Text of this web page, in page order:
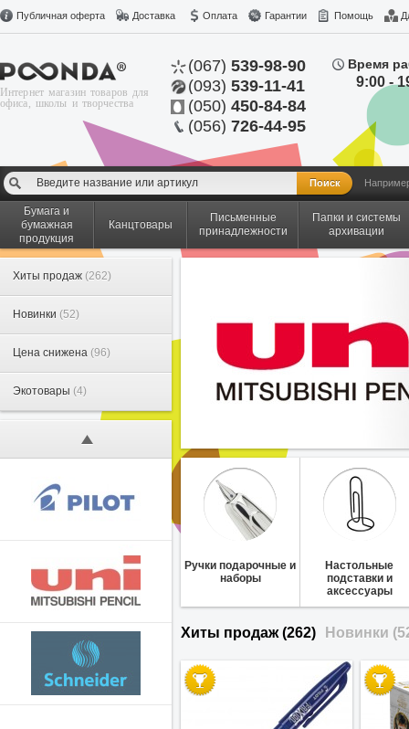
Публичная оферта Доставка Оплата Гарантии Помощь
Интернет магазин товаров для
офиса, школы и творчества
(067) 539-98-90
(093) 539-11-41
(050) 450-84-84
(056) 726-44-95
Время
9:00 -
Бумага и
бумажная
продукция
Канцтовары
Письменные
принадлежности
Папки и системы
архивации
Хиты продаж (262)
Новинки (52)
Цена снижена (96)
Экотовары (4)
Ручки подарочные и
наборы
Настольные
подставки и
аксессуары
Хиты продаж (262) Новинки